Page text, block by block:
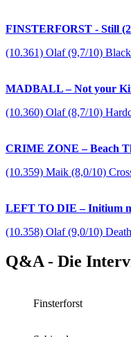
FINSTERFORST - Still
(10.361) Olaf (9,7/10)
MADBALL – Not your
(10.360) Olaf (8,7/10)
CRIME ZONE – Beach
(10.359) Maik (8,0/10)
LEFT TO DIE – Initium
(10.358) Olaf (9,0/10)
Q&A - Die
Finsterforst